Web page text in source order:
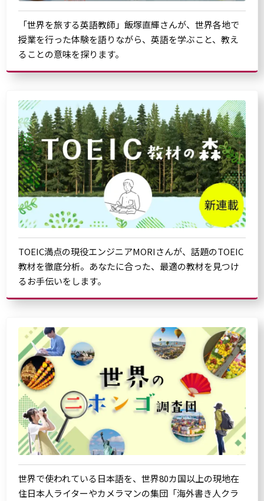
「世界を旅する英語教師」飯塚直輝さんが、世界各地で
授業を行った体験を語りながら、英語を学ぶこと、教え
ることの意味を探ります。
TOEIC満点の現役エンジニアMORIさんが、話題のTOEIC
教材を徹底分析。あなたに合った、最適の教材を見つけ
るお手伝いをします。
世界で使われている日本語を、世界80カ国以上の現地在
住日本人ライターやカメラマンの集団「海外書き人クラ